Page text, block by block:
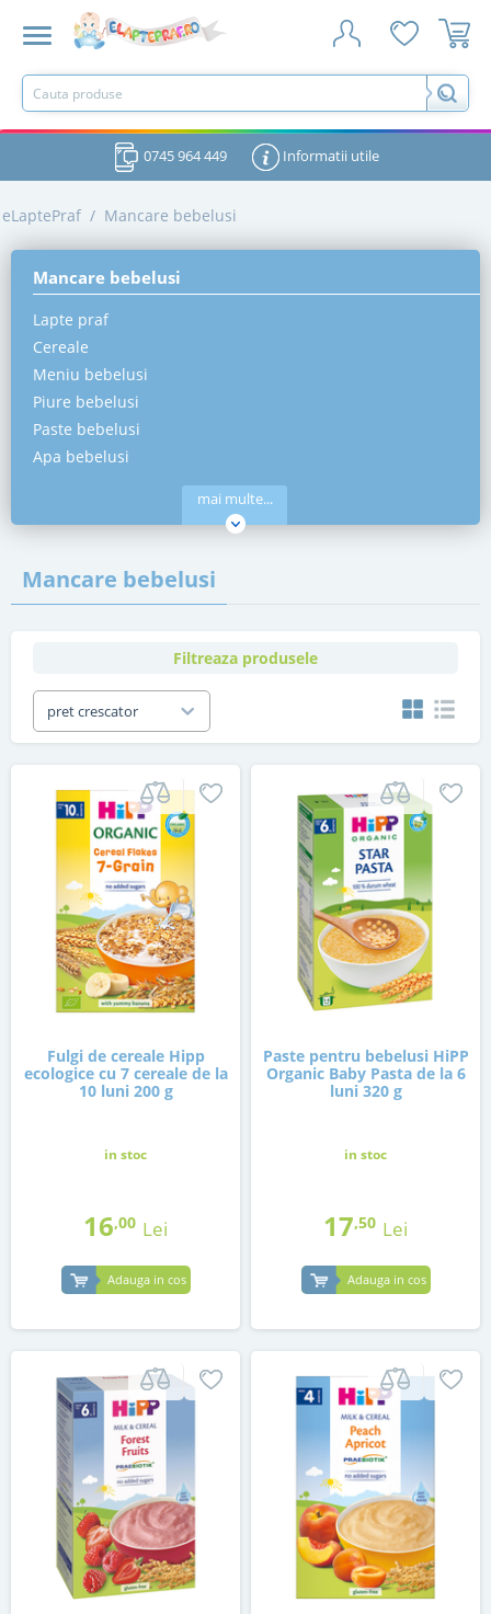
0745 964 449 Informatii utile
eLaptePraf / Mancare bebelusi
Mancare bebelusi
Lapte praf
Cereale
Meniu bebelusi
Piure bebelusi
Paste bebelusi
Apa bebelusi
mai multe...
Mancare bebelusi
Filtreaza produsele
pret crescator
Fulgi de cereale Hipp
ecologice cu 7 cereale de la
10 luni 200 g
in stoc
16,00 Lei
Adauga in cos
Paste pentru bebelusi HiPP
Organic Baby Pasta de la 6
luni 320 g
in stoc
17,50 Lei
Adauga in cos